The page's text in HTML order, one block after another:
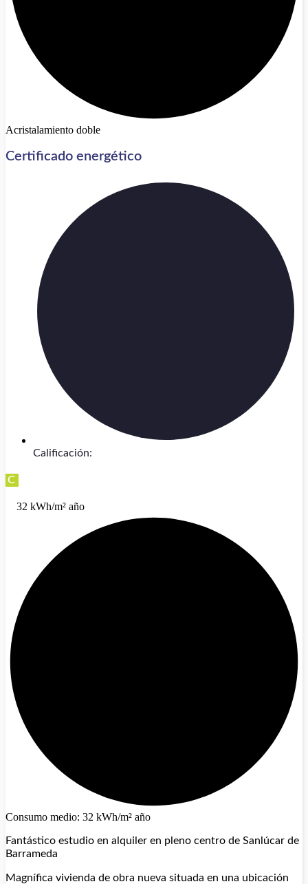
Acristalamiento doble
Certificado energético
Calificación:
C
32 kWh/m² año
Consumo medio: 32 kWh/m² año
Fantástico estudio en alquiler en pleno centro de Sanlúcar de
Barrameda
Magnífica vivienda de obra nueva situada en una ubicación